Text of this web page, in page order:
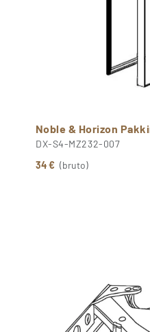
Noble & Horizon
DX-S4-MZ232-007
34 € (bruto)